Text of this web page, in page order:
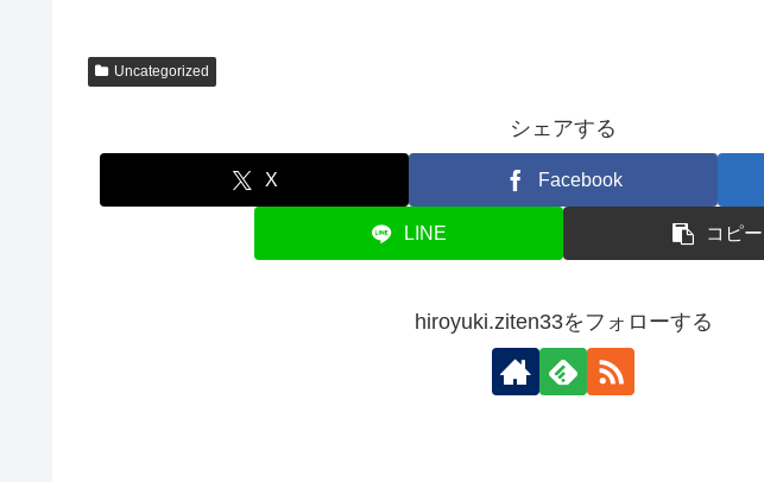
Uncategorized
シェアする
X Facebook
LINE コピー
hiroyuki.ziten33をフォローする